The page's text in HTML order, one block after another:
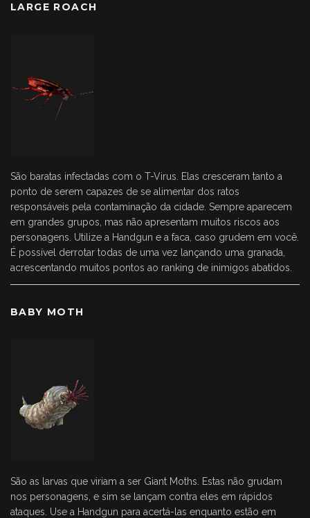
LARGE ROACH
São baratas infectadas com o T-Virus. Elas cresceram tanto a
ponto de serem capazes de se alimentar dos ratos
responsáveis pela contaminação da cidade. Sempre aparecem
em grandes grupos, mas não apresentam muitos riscos aos
personagens. Utilize a Handgun e a faca, caso grudem em você.
É possível derrotar todas de uma vez lançando uma granada,
acrescentando muitos pontos ao ranking de inimigos abatidos.
BABY MOTH
São as larvas que viriam a ser Giant Moths. Estas não grudam
nos personagens, e sim se lançam contra eles em rápidos
ataques. Use a Handgun para acertá-las enquanto estão em